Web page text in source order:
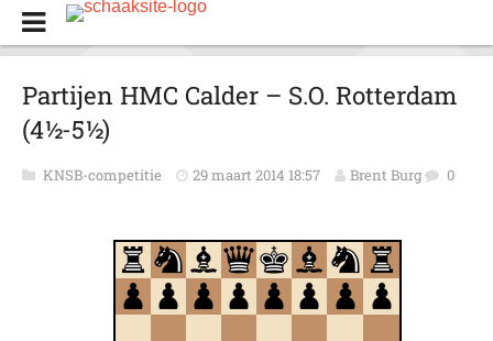
Partijen HMC Calder – S.O. Rotterdam
(4½-5½)
KNSB-competitie 29 maart 2014 18:57 Brent Burg 0